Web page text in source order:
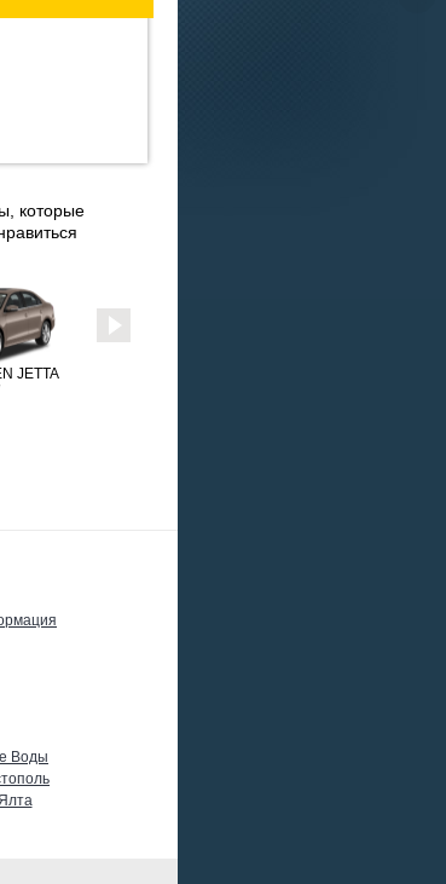
которые
JETTA
Воды
Ялта